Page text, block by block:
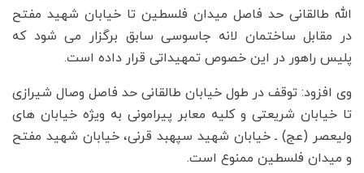
الله طالقانی حد فاصل میدان فلسطین تا خیابان شهید مفتح
در مقابل ساختمان لانه جاسوسی سابق برگزار می شود که
پلیس راهور در این خصوص تمهیداتی قرار داده است.
وی افزود: توقف در طول خیابان طالقانی حد فاصل وصال شیرازی
تا خیابان شریعتی و کلیه معابر پیرامونی به ویژه خیابان های
ولیعصر (عج) ـ خیابان شهید سپهبد قرنی، خیابان شهید مفتح
و میدان فلسطین ممنوع است.